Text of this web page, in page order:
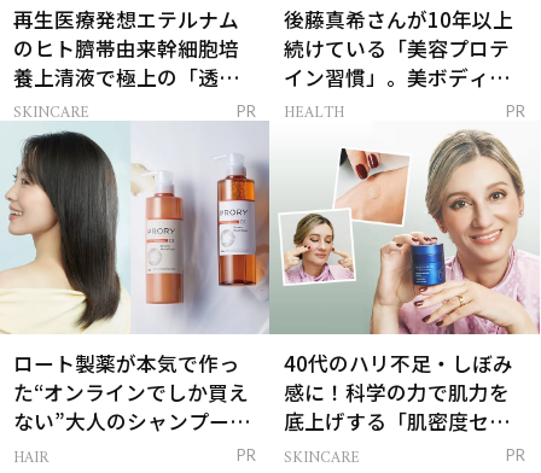
再生医療発想エテルナム
のヒト臍帯由来幹細胞培
養上清液で極上の「透明
感ハリ肌」へ
SKINCARE PR
後藤真希さんが10年以上
続けている「美容プロテ
イン習慣」。美ボディを
支える朝ルーティンと
HEALTH PR
ロート製薬が本気で作っ
た“オンラインでしか買え
ない”大人のシャンプー＆
トリートメントって？
HAIR PR
40代のハリ不足・しぼみ
感に！科学の力で肌力を
底上げする「肌密度セラ
ム」
SKINCARE PR